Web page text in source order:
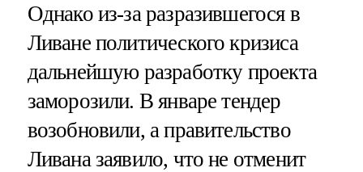
Однако из-за разразившегося в
Ливане политического кризиса
дальнейшую разработку проекта
заморозили. В январе тендер
возобновили, а правительство
Ливана заявило, что не отменит